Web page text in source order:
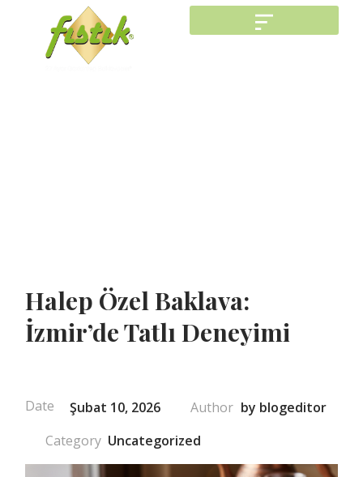
Halep Özel Baklava:
İzmir’de Tatlı Deneyimi
Şubat 10, 2026 by blogeditor
Uncategorized